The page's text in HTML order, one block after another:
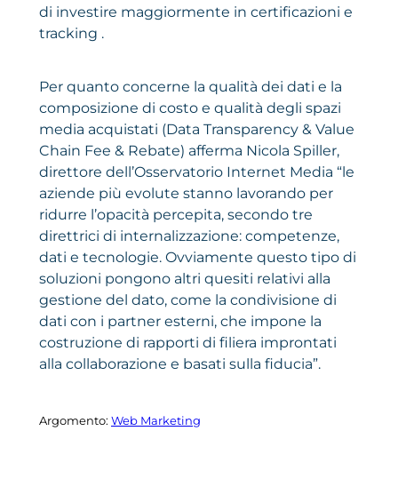
di investire maggiormente in certificazioni e
tracking .
Per quanto concerne la qualità dei dati e la
composizione di costo e qualità degli spazi
media acquistati (Data Transparency & Value
Chain Fee & Rebate) afferma Nicola Spiller,
direttore dell’Osservatorio Internet Media “le
aziende più evolute stanno lavorando per
ridurre l’opacità percepita, secondo tre
direttrici di internalizzazione: competenze,
dati e tecnologie. Ovviamente questo tipo di
soluzioni pongono altri quesiti relativi alla
gestione del dato, come la condivisione di
dati con i partner esterni, che impone la
costruzione di rapporti di filiera improntati
alla collaborazione e basati sulla fiducia”.
Argomento: Web Marketing